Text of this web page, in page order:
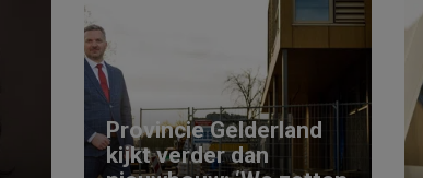
Provincie Gelderland
kijkt verder dan